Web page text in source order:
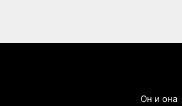
Он и она